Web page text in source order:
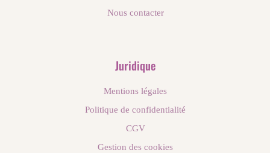
Nous contacter
Juridique
Mentions légales
Politique de confidentialité
CGV
Gestion des cookies